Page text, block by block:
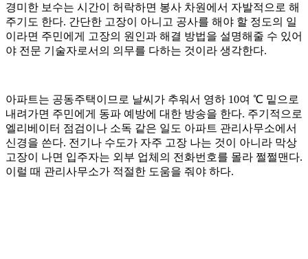
경미한 보수는 시간이 허락하면 봉사 차원에서 자발적으로 해
주기도 한다. 간단한 고장이 아니고 공사를 해야 할 정도의 일
이라면 주민에게 고장의 원인과 해결 방법을 설명해줄 수 있어
야 전문 기술자로서의 의무를 다하는 것이라 생각한다.
아파트는 공동주택이므로 날씨가 추워서 영하 10여 ℃ 밑으로
내려가면 주민에게 동파 예방에 대한 방송을 한다. 주기적으로
엘리베이터 점검이나 소독 같은 일도 아파트 관리사무소에서
신경을 쓴다. 전기나 수도가 자주 고장 나는 것이 아니라 막상
고장이 나면 입주자는 외부 업체의 전화번호를 몰라 쩔쩔맨다.
이럴 때 관리사무소가 적절한 도움을 줘야 하다.